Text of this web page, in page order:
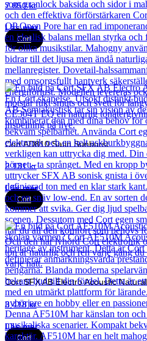
7 850kr
Läs mer
Cort
Cort AD810 Satin Sunburst
2 131kr
Läs mer
Cort
Cort SFX AB Electro Acoustic
3 418kr
Läs mer
Cort